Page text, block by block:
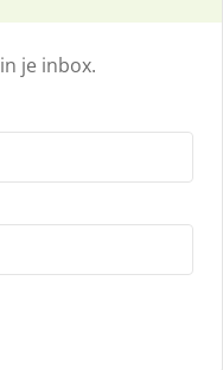
je inbox.